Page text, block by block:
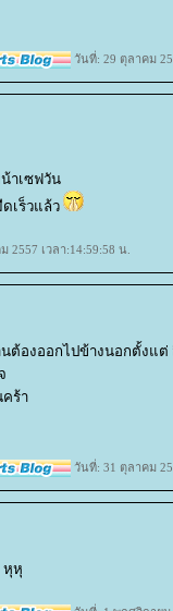
วันที่: 29 ตุลาคม
าเซฟวัน
เร็วแล้ว
2557 เวลา:14:59:58 น.
องออกไปข้างนอกตั้งแต่
ร้า
วันที่: 31 ตุลาคม
หุหุ